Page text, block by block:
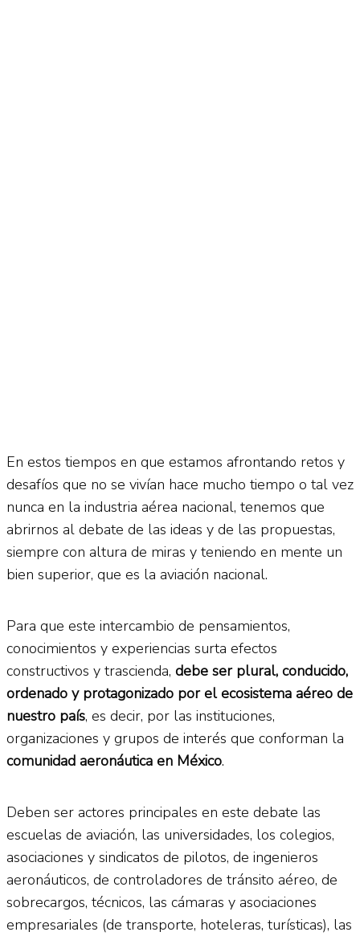
View All Result
En estos tiempos en que estamos afrontando retos y
desafíos que no se vivían hace mucho tiempo o tal vez
nunca en la industria aérea nacional, tenemos que
abrirnos al debate de las ideas y de las propuestas,
siempre con altura de miras y teniendo en mente un
bien superior, que es la aviación nacional.
Para que este intercambio de pensamientos,
conocimientos y experiencias surta efectos
constructivos y trascienda, debe ser plural, conducido,
ordenado y protagonizado por el ecosistema aéreo de
nuestro país, es decir, por las instituciones,
organizaciones y grupos de interés que conforman la
comunidad aeronáutica en México.
Deben ser actores principales en este debate las
escuelas de aviación, las universidades, los colegios,
asociaciones y sindicatos de pilotos, de ingenieros
aeronáuticos, de controladores de tránsito aéreo, de
sobrecargos, técnicos, las cámaras y asociaciones
empresariales (de transporte, hoteleras, turísticas), las